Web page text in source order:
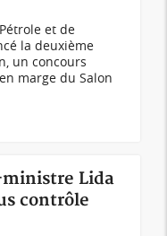
et de
la deuxième
un concours
marge du Salon
Lida
contrôle